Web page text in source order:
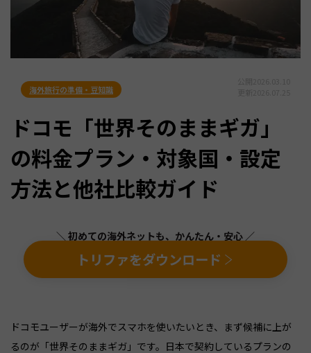
海外旅行の準備・豆知識
ドコモ「世界そのままギガ」
の料金プラン・対象国・設定
方法と他社比較ガイド
＼ 初めての海外ネットも、かんたん・安心 ／
トリファをダウンロード
ドコモユーザーが海外でスマホを使いたいとき、まず候補に上が
るのが「世界そのままギガ」です。日本で契約しているプランの